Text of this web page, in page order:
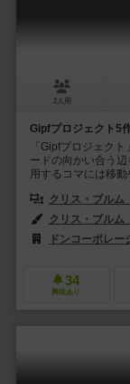
2人用
Gipfプロジェクト5
「Gipfプロジェク
ードの向かい合う
用するコマには移
クリス・ブルム
クリス・ブルム
ドンコーポレー
34
興味あり